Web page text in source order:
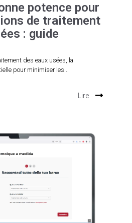
potence pour
de traitement
: guide
des eaux usées, la
pour minimiser les...
Lire